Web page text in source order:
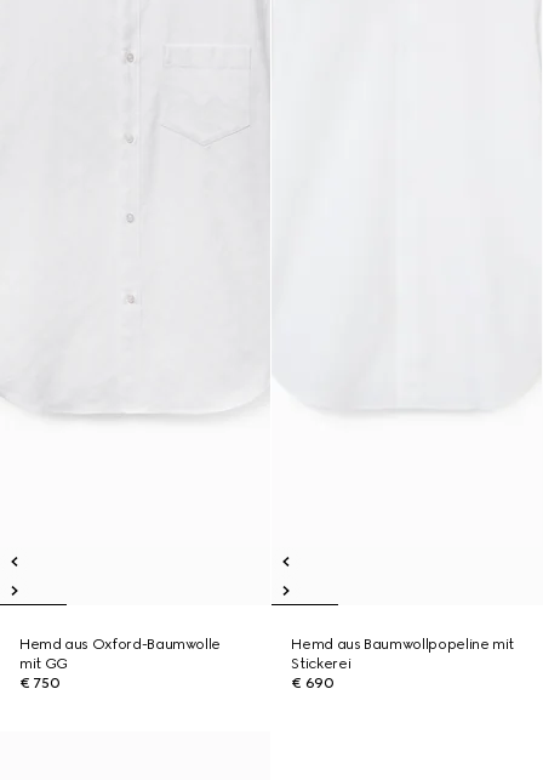
Hemd aus Oxford-Baumwolle
mit GG
€ 750
Hemd aus Baumwollpopeline mit
Stickerei
€ 690